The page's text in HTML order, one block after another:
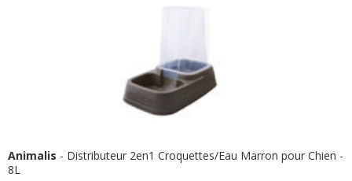
Animalis - Distributeur 2en1 Croquettes/Eau Marron pour Chien -
8L